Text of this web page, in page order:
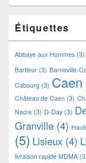
Étiquettes
Abbaye aux Hommes (3)
Barfleur (3) Barneville-
Cabourg (3) Caen
Château de Caen (3)
Nacre (3) D-Day (3)
Granville (4)
(5) Lisieux (4)
livraison rapide MDMA